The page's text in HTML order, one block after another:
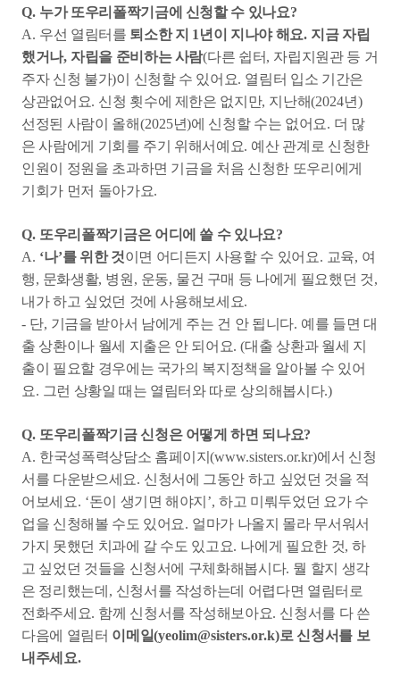
Q. 누가 또우리폴짝기금에 신청할 수 있나요?
A. 우선 열림터를 퇴소한 지 1 년이 지나야 해요. 지금 자립
했거나, 자립을 준비하는 사람(다른 쉽터, 자립지원관 등 거
주자 신청 불가)이 신청할 수 있어요. 열림터 입소 기간은
상관없어요. 신청 횟수에 제한은 없지만, 지난해(2024년)
선정된 사람이 올해(2025년)에 신청할 수는 없어요. 더 많
은 사람에게 기회를 주기 위해서예요. 예산 관계로 신청한
인원이 정원을 초과하면 기금을 처음 신청한 또우리에게
기회가 먼저 돌아가요.
Q. 또우리폴짝기금은 어디에 쓸 수 있나요?
A. ‘나’를 위한 것이면 어디든지 사용할 수 있어요. 교육, 여
행, 문화생활, 병원 , 운동, 물건 구매 등 나에게 필요했던 것,
내가 하고 싶었던 것에 사용해보세요.
- 단, 기금을 받아서 남에게 주는 건 안 됩니다. 예를 들면 대
출 상환이나 월세 지출은 안 되어요. (대출 상환과 월세 지
출이 필요할 경우에는 국가의 복지정책을 알아볼 수 있어
요. 그런 상황일 때는 열림터와 따로 상의해봅시다.)
Q. 또우리폴짝기금 신청은 어떻게 하면 되나요?
A. 한국성폭력상담소 홈페이지(www.sisters.or.kr)에서 신청
서를 다운받으세요. 신청서에 그동안 하고 싶었던 것을 적
어보세요. ‘돈이 생기면 해야지 ’,하고 미뤄두었던 요가 수
업을 신청해볼 수도 있어요. 얼마가 나올지 몰라 무서워서
가지 못했던 치과에 갈 수도 있고요. 나에게 필요한 것,하
고 싶었던 것들을 신청서에 구체화해봅시다. 뭘 할지 생각
은 정리했는데 , 신청서를 작성하는데 어렵다면 열림터로
전화주세요. 함께 신청서를 작성해보아요. 신청서를 다 쓴
다음에 열림터 이메일(yeolim@sisters.or.k)로 신청서를 보
내주세요.